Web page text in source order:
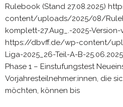
Rulebook (Stand 27.08.2025)
content/uploads/2025/08/
komplett-27.Aug_.-2025-Version-
https://dbvff.de/wp-content/
Liga-2025_26-Teil-A-B-
Phase 1 – Einstufungstest
Vorjahresteilnehmer:innen, die
möchten, können bis